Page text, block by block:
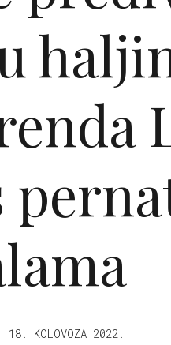
18. KOLOVOZA 2022.